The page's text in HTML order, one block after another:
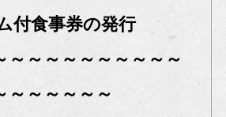
付食事券の発行
～～～～～～～～～～
～～～～～～